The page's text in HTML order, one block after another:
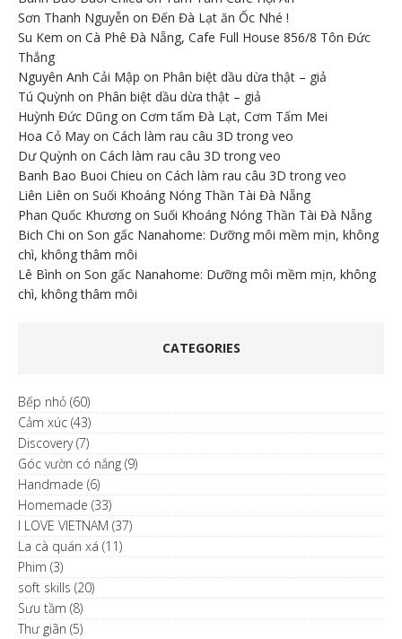
Sơn Thanh Nguyễn on Đến Đà Lạt ăn Ốc Nhé !
Su Kem on Cà Phê Đà Nẵng, Cafe Full House 856/8 Tôn Đức
Thắng
Nguyên Anh Cải Mập on Phân biệt dầu dừa thật – giả
Tú Quỳnh on Phân biệt dầu dừa thật – giả
Huỳnh Đức Dũng on Cơm tấm Đà Lạt, Cơm Tấm Mei
Hoa Cỏ May on Cách làm rau câu 3D trong veo
Dư Quỳnh on Cách làm rau câu 3D trong veo
Banh Bao Buoi Chieu on Cách làm rau câu 3D trong veo
Liên Liên on Suối Khoáng Nóng Thần Tài Đà Nẵng
Phan Quốc Khương on Suối Khoáng Nóng Thần Tài Đà Nẵng
Bich Chi on Son gấc Nanahome: Dưỡng môi mềm mịn, không
chì, không thâm môi
Lê Bình on Son gấc Nanahome: Dưỡng môi mềm mịn, không
chì, không thâm môi
CATEGORIES
Bếp nhỏ (60)
Cảm xúc (43)
Discovery(7)
Góc vườn có nắng (9)
Handmade (6)
Homemade (33)
I LOVE VIETNAM (37)
La cà quán xá (11)
Phim (3)
soft skills (20)
Sưu tầm (8)
Thư giãn (5)